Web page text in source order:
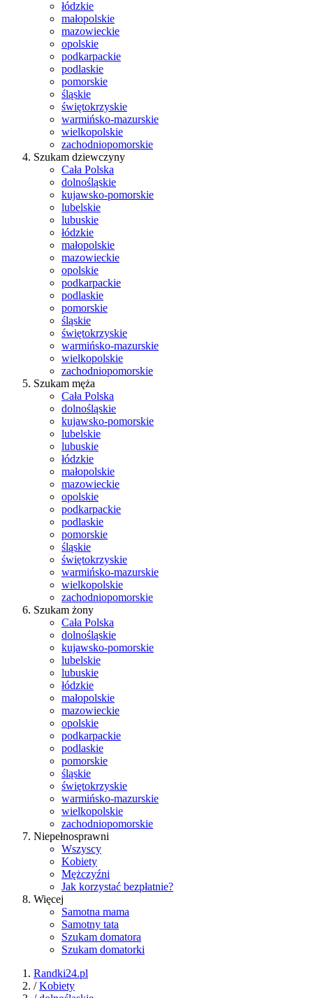
łódzkie
małopolskie
mazowieckie
opolskie
podkarpackie
podlaskie
pomorskie
śląskie
świętokrzyskie
warmińsko-mazurskie
wielkopolskie
zachodniopomorskie
Szukam dziewczyny
Cała Polska
dolnośląskie
kujawsko-pomorskie
lubelskie
lubuskie
łódzkie
małopolskie
mazowieckie
opolskie
podkarpackie
podlaskie
pomorskie
śląskie
świętokrzyskie
warmińsko-mazurskie
wielkopolskie
zachodniopomorskie
Szukam męża
Cała Polska
dolnośląskie
kujawsko-pomorskie
lubelskie
lubuskie
łódzkie
małopolskie
mazowieckie
opolskie
podkarpackie
podlaskie
pomorskie
śląskie
świętokrzyskie
warmińsko-mazurskie
wielkopolskie
zachodniopomorskie
Szukam żony
Cała Polska
dolnośląskie
kujawsko-pomorskie
lubelskie
lubuskie
łódzkie
małopolskie
mazowieckie
opolskie
podkarpackie
podlaskie
pomorskie
śląskie
świętokrzyskie
warmińsko-mazurskie
wielkopolskie
zachodniopomorskie
Niepełnosprawni
Wszyscy
Kobiety
Mężczyźni
Jak korzystać bezpłatnie?
Więcej
Samotna mama
Samotny tata
Szukam domatora
Szukam domatorki
Randki24.pl
/Kobiety